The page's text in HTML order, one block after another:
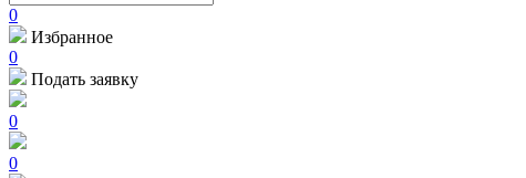
0
Избранное
0
Подать заявку
0
0